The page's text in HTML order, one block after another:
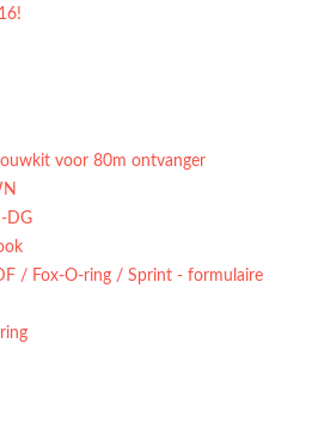
voor 80m ontvanger
DG
/ Fox-O-ring / Sprint - formulaire